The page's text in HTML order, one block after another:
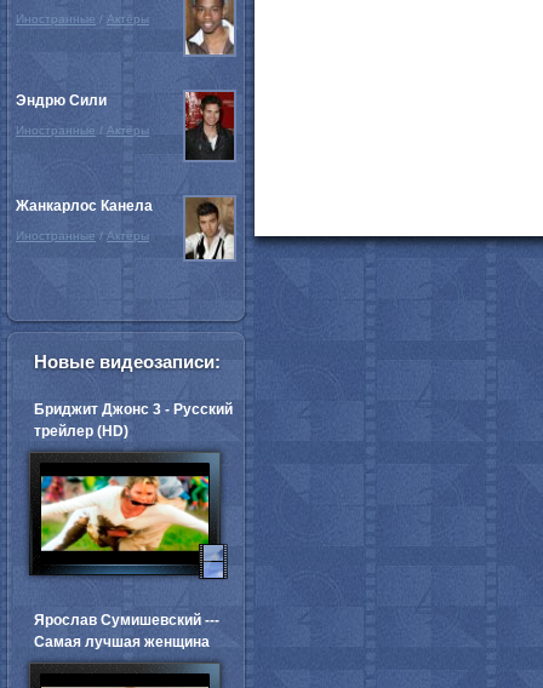
Иностранные / Актёры
Эндрю Сили
Иностранные / Актёры
Жанкарлос Канела
Иностранные / Актёры
Новые видеозаписи:
Бриджит Джонс 3 - Русский
трейлер (HD)
Ярослав Сумишевский ---
Самая лучшая женщина